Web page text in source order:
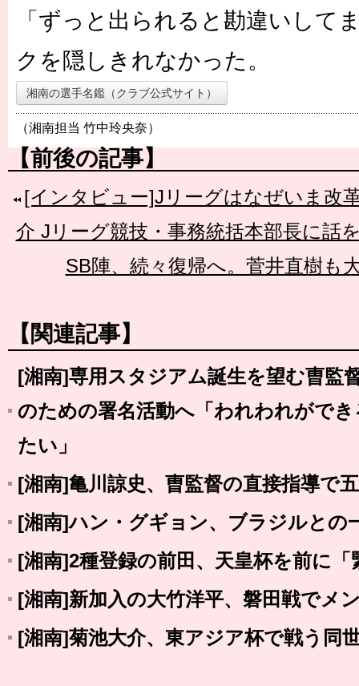
「ずっと出られると勘違いして
クを隠しきれなかった。
湘南の選手名鑑（クラブ公式サイト）
（湘南担当 竹中玲央奈）
【前後の記事】
[インタビュー]Jリーグはなぜいま改
介 Jリーグ競技・事務統括本部長に話
SB陣、続々復帰へ。菅井直樹も
【関連記事】
[湘南]専用スタジアム誕生を望む曺監
のための署名活動へ「われわれがで
たい」
[湘南]亀川諒史、曺監督の直接指導で
[湘南]ハン・グギョン、ブラジルとの
[湘南]2種登録の前田、天皇杯を前に
[湘南]新加入の大竹洋平、磐田戦でメ
[湘南]菊池大介、東アジア杯で戦う同